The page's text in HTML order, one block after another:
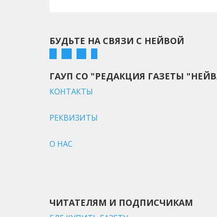
БУДЬТЕ НА СВЯЗИ С НЕЙВОЙ
ГАУП СО "РЕДАКЦИЯ ГАЗЕТЫ
КОНТАКТЫ
РЕКВИЗИТЫ
О НАС
ЧИТАТЕЛЯМ И ПОДПИСЧИКАМ